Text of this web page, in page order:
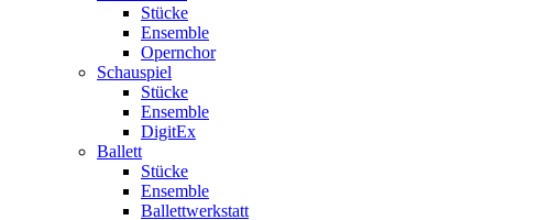
Stücke
Ensemble
Opernchor
Schauspiel
Stücke
Ensemble
DigitEx
Ballett
Stücke
Ensemble
Ballettwerkstatt